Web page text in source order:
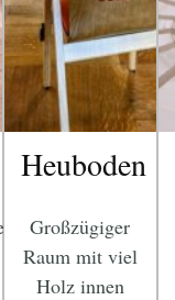
Heuboden
Großzügiger
Raum mit viel
Holz innen